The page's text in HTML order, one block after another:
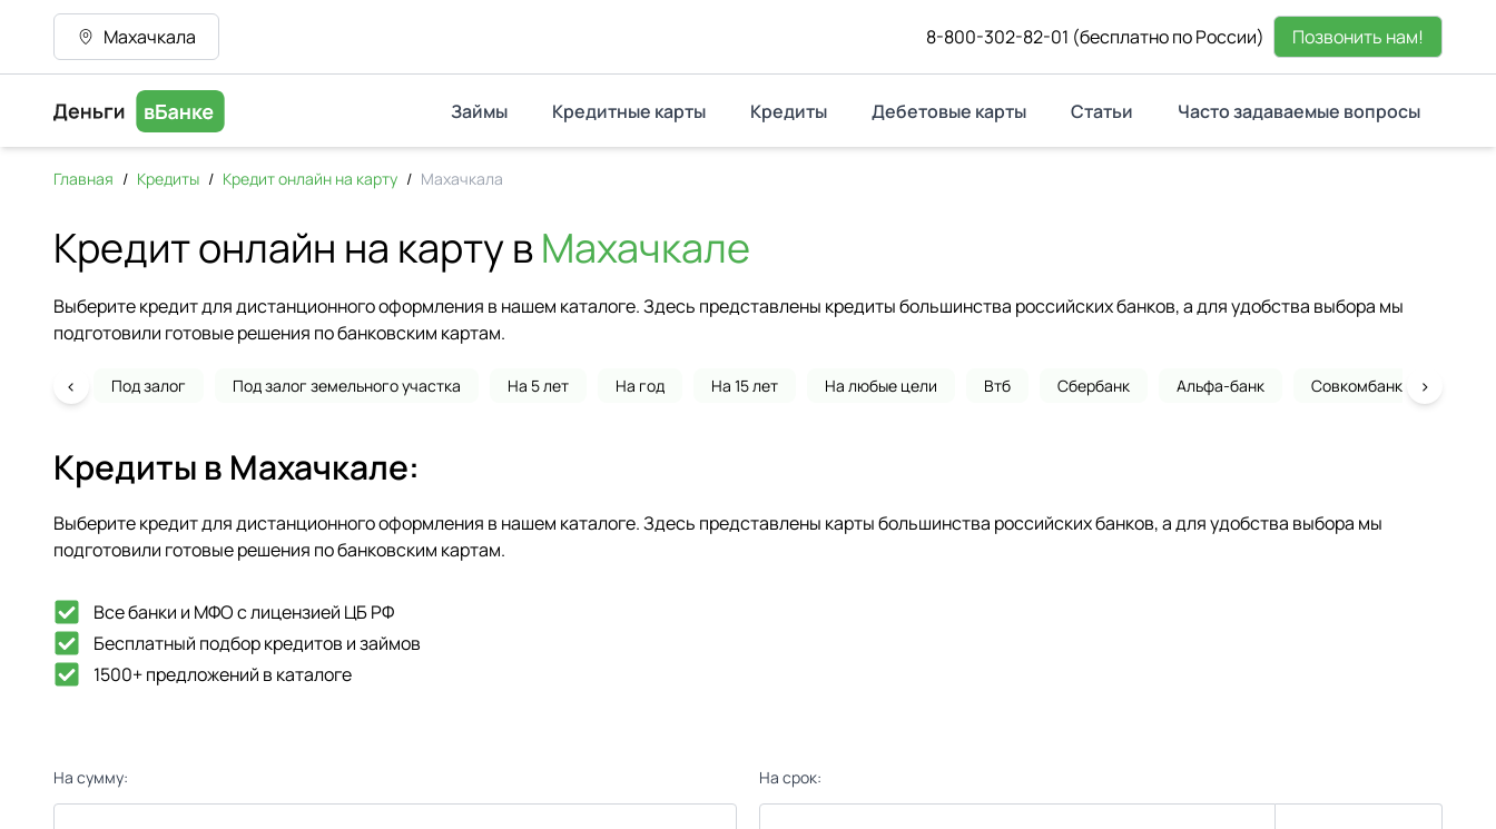
Махачкала 8-800-302-82-01 (бесплатно по России) Позвонить нам!
Займы Кредитные карты Кредиты Дебетовые карты Статьи Часто задаваемые вопросы
Главная / Кредиты / Кредит онлайн на карту / Махачкала
Кредит онлайн на карту вМахачкале
Выберите кредит для дистанционного оформления в нашем каталоге. Здесь представлены кредиты большинства российских банков, а для удобства выбора мы
подготовили готовые решения по банковским картам.
Под залог Под залог земельного участка На 5 лет На год На 15 лет На любые цели Втб Сбербанк Альфа-банк Совкомбанк
‹ ›
Кредиты в Махачкале:
Выберите кредит для дистанционного оформления в нашем каталоге. Здесь представлены карты большинства российских банков, а для удобства выбора мы
подготовили готовые решения по банковским картам.
Все банки и МФО с лицензией ЦБ РФ
Бесплатный подбор кредитов и займов
1500+ предложений в каталоге
На сумму: На срок: